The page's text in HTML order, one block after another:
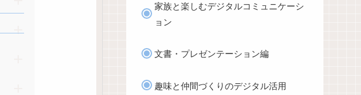
家族と楽しむデジタルコミュニケーシ
ョン
文書・プレゼンテーション編
趣味と仲間づくりのデジタル活用